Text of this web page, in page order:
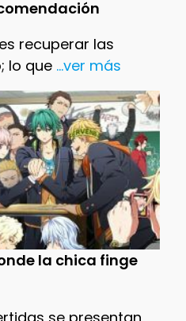
recuperar las
lo que...ver más
la chica finge